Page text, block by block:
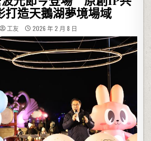
打造天鵝湖夢境場域
工友 2026 年 2 月 8 日